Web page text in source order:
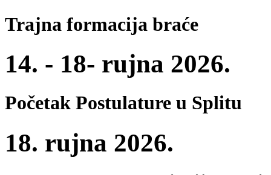
Trajna formacija braće
14. - 18- rujna 2026.
Početak Postulature u Splitu
18. rujna 2026.